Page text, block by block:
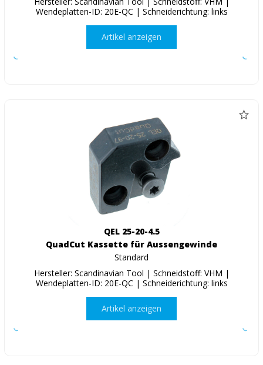
Wendeplatten-ID: 20E-QC | Schneiderichtung: links
Artikel anzeigen
QEL 25-20-4.5
QuadCut Kassette für Aussengewinde
Standard
Hersteller: Scandinavian Tool | Schneidstoff: VHM |
Wendeplatten-ID: 20E-QC | Schneiderichtung: links
Artikel anzeigen